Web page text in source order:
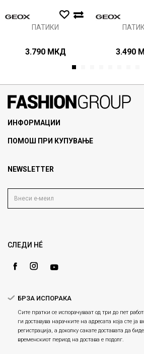
ПАТИКИ
3.790 МКД 3.490
1
ИНФОРМАЦИИ
За нас
Продавници
Блог
Gift Card
ПОМОШ ПРИ КУПУВАЊЕ
Политика на приватност
Како да купите
Замена и рефундација на производи
NEWSLETTER
СЛЕДИ НÉ
БРЗА ИСПОРАКА
Сите пратки се испорачуваат од три до пет
ги доставува нарачките на адресата која сте ја
регистрација, а доколку сакате доставата да
временскиот период на достава е подолг.